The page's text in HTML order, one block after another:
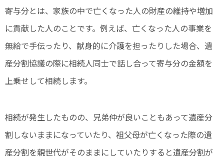
寄与分とは、家族の中で亡くなった人の財産の維持や増加
に貢献した人のことです。例えば、亡くなった人の事業を
無給で手伝ったり、献身的に介護を担ったりした場合、遺
産分割協議の際に相続人同士で話し合って寄与分の金額を
上乗せして相続します。
相続が発生したものの、兄弟仲が良いこともあって遺産分
割しないままになっていたり、祖父母が亡くなった際の遺
産分割を親世代がそのままにしていたりすると遺産分割が